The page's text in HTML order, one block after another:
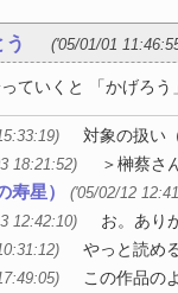
う ('05/01/01
ていくと 「かげろ
対象の扱い
18:21:52) ＞榊蔡さ
星） ('05/02/12
12:42:10) お。あり
やっと読め
この作品の